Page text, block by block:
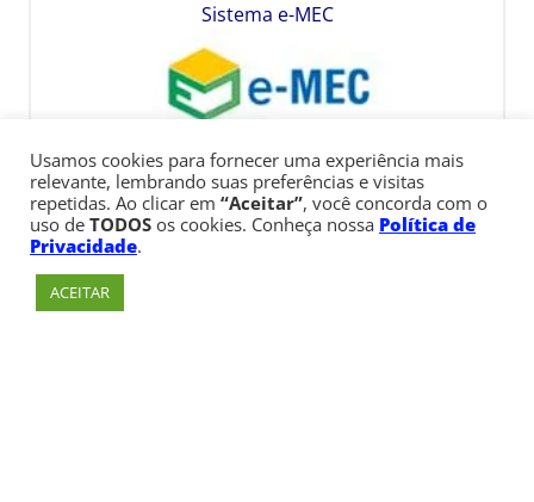
Sistema e-MEC
Usamos cookies para fornecer uma experiência mais
relevante, lembrando suas preferências e visitas
repetidas. Ao clicar em “Aceitar”, você concorda com o
uso de TODOS os cookies. Conheça nossa Política de
Privacidade.
ACEITAR